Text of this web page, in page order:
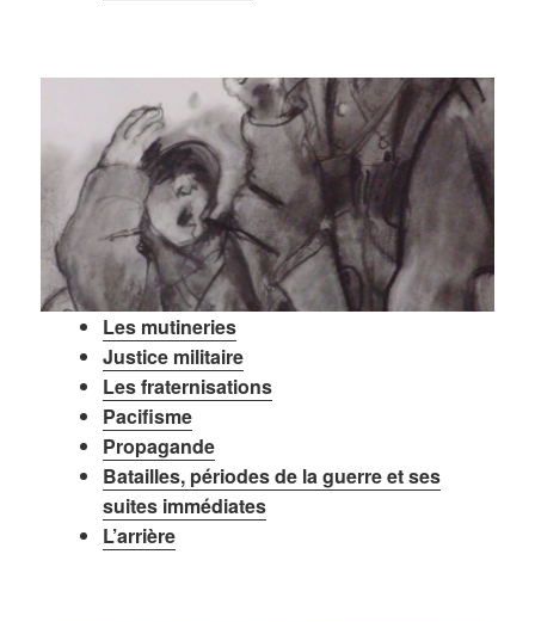
Les mutineries
Justice militaire
Les fraternisations
Pacifisme
Propagande
Batailles, périodes de la guerre et ses
suites immédiates
L’arrière